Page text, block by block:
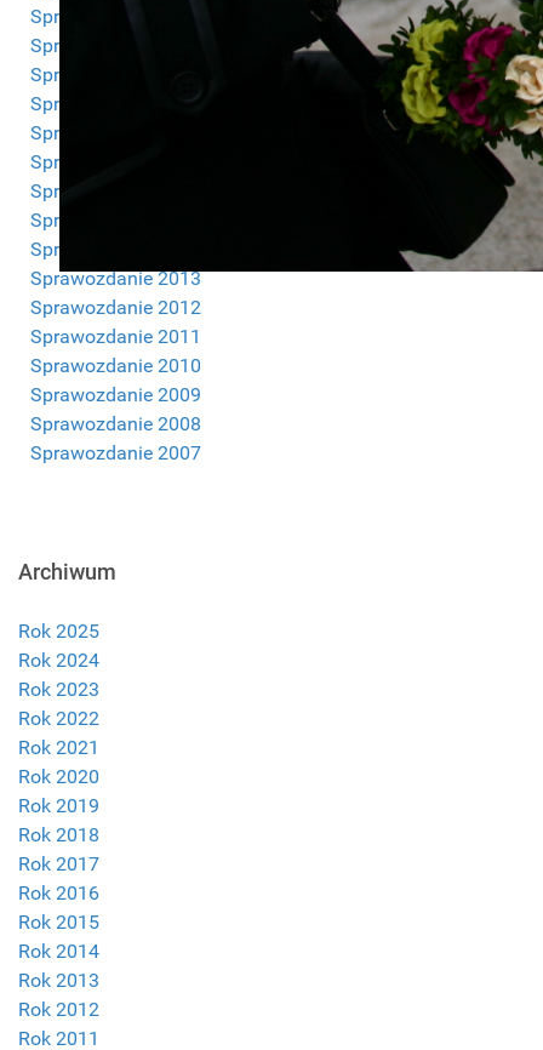
Sprawozdanie 2022
Sprawozdanie 2021
Sprawozdanie 2020
Sprawozdanie 2019
Sprawozdanie 2018
Sprawozdanie 2017
Sprawozdanie 2016
Sprawozdanie 2015
Sprawozdanie 2014
Sprawozdanie 2013
Sprawozdanie 2012
Sprawozdanie 2011
Sprawozdanie 2010
Sprawozdanie 2009
Sprawozdanie 2008
Sprawozdanie 2007
Archiwum
Rok 2025
Rok 2024
Rok 2023
Rok 2022
Rok 2021
Rok 2020
Rok 2019
Rok 2018
Rok 2017
Rok 2016
Rok 2015
Rok 2014
Rok 2013
Rok 2012
Rok 2011